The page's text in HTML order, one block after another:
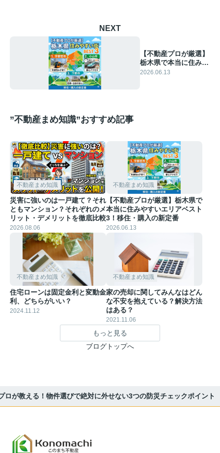
NEXT
【不動産プロが厳選】
栃木県で本当に住みや
すいエリアベスト3！
2026.06.13
”不動産まめ知識”おすすめ記事
不動産まめ知識
災害に強いのは一戸建て？それ
ともマンション？それぞれのメ
リット・デメリットを徹底比較
2026.08.06
不動産まめ知識
【不動産プロが厳選】栃木県で
本当に住みやすいエリアベスト
3！移住・購入の新定番
2026.06.13
不動産まめ知識
住宅ローンは固定金利と変動金
利、どちらがいい？
2024.11.12
不動産まめ知識
家の売却に関してみんなはどん
な不安を抱えている？解決方法
はある？
2021.11.06
もっと見る
ブログトップへ
ロが教える！物件選びで絶対に外せない3つの防災チェックポイント